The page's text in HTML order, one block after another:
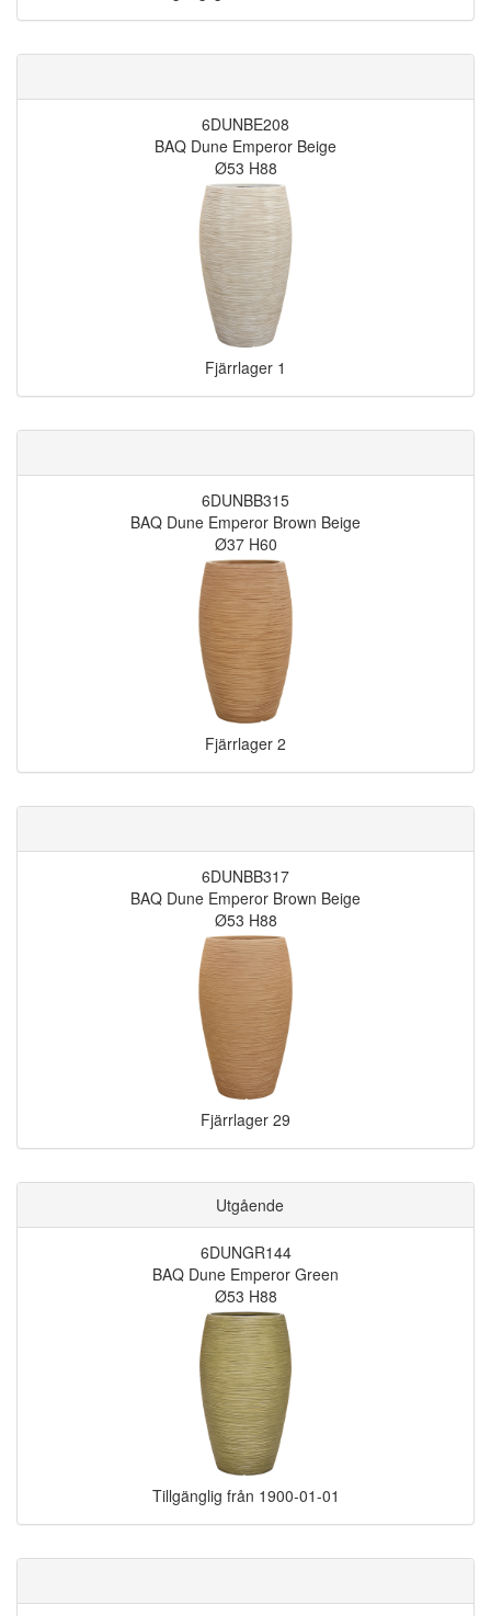
6DUNBE208
BAQ Dune Emperor Beige
Ø53 H88
Fjärrlager 1
6DUNBB315
BAQ Dune Emperor Brown Beige
Ø37 H60
Fjärrlager 2
6DUNBB317
BAQ Dune Emperor Brown Beige
Ø53 H88
Fjärrlager 29
Utgående
6DUNGR144
BAQ Dune Emperor Green
Ø53 H88
Tillgänglig från 1900-01-01